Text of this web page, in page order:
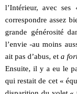
l’Intérieur, avec ses
correspondre assez
grande générosité
l’envie -au moins
ait pas d’abus, et a
Ensuite, il y a eu le
qui restait de cet «